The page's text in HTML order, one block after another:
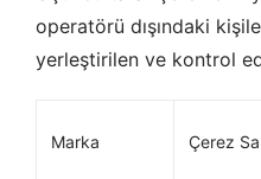
operatörü dışındaki
yerleştirilen ve kontrol
Marka Çerez